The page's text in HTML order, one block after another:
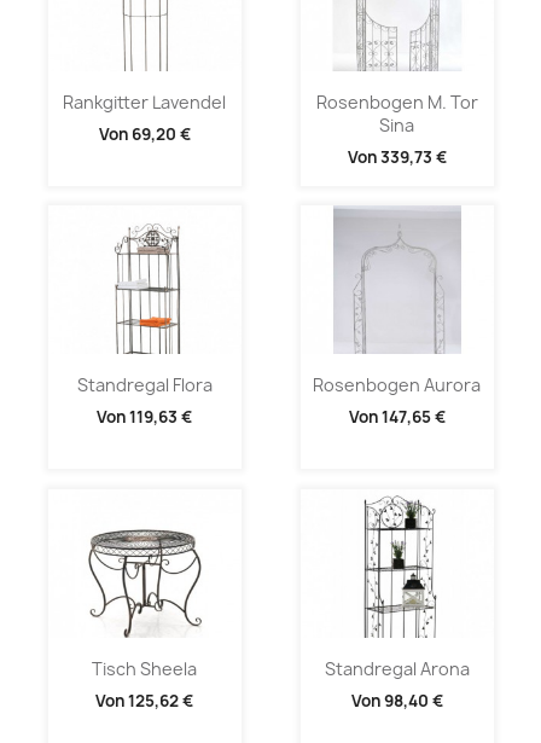
Rankgitter Lavendel
Von 69,20 €
Rosenbogen M. Tor
Sina
Von339,73 €
Standregal Flora
Von119,63 €
Rosenbogen Aurora
Von147,65 €
Tisch Sheela
Von125,62 €
Standregal Arona
Von98,40 €